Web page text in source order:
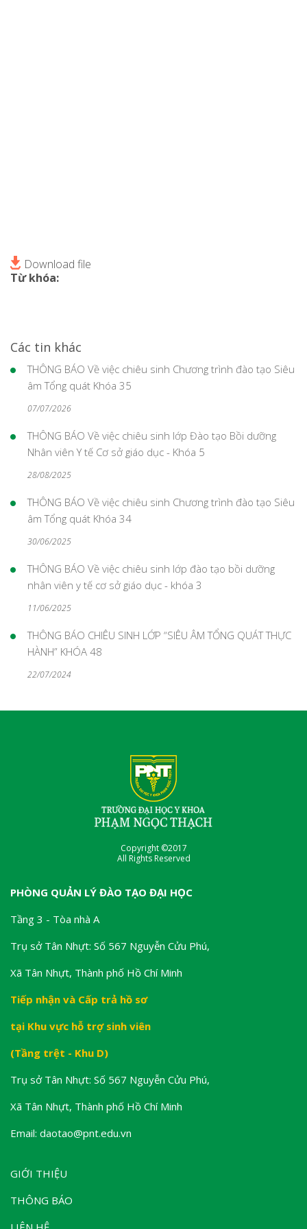
Download file
Từ khóa:
Các tin khác
THÔNG BÁO Về việc chiêu sinh Chương trình đào tạo Siêu
âm Tổng quát Khóa 35
07/07/2026
THÔNG BÁO Về việc chiêu sinh lớp Đào tạo Bồi dưỡng
Nhân viên Y tế Cơ sở giáo dục - Khóa 5
28/08/2025
THÔNG BÁO Về việc chiêu sinh Chương trình đào tạo Siêu
âm Tổng quát Khóa 34
30/06/2025
THÔNG BÁO Về việc chiêu sinh lớp đào tạo bồi dưỡng
nhân viên y tế cơ sở giáo dục - khóa 3
11/06/2025
THÔNG BÁO CHIÊU SINH LỚP “SIÊU ÂM TỔNG QUÁT THỰC
HÀNH” KHÓA 48
22/07/2024
Copyright ©2017
All Rights Reserved
PHÒNG QUẢN LÝ ĐÀO TẠO ĐẠI HỌC
Tầng 3 - Tòa nhà A
Trụ sở Tân Nhựt: Số 567 Nguyễn Cửu Phú,
Xã Tân Nhựt, Thành phố Hồ Chí Minh
Tiếp nhận và Cấp trả hồ sơ
tại Khu vực hỗ trợ sinh viên
(Tầng trệt - Khu D)
Trụ sở Tân Nhựt: Số 567 Nguyễn Cửu Phú,
Xã Tân Nhựt, Thành phố Hồ Chí Minh
Email: daotao@pnt.edu.vn
GIỚI THIỆU
THÔNG BÁO